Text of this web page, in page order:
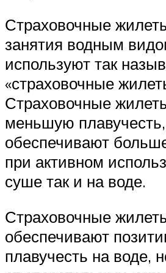
Страховочные
занятия водным
используют так
«страховочные
Страховочные
меньшую
обеспечивают
при активном
суше так и на воде.
Страховочные
обеспечивают
плавучесть на воде,